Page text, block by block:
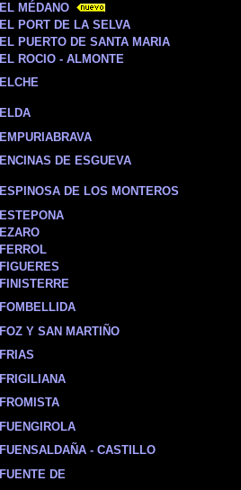
EL MÉDANO
EL PORT DE LA SELVA
EL PUERTO DE SANTA MARIA
EL ROCIO - ALMONTE
ELCHE
ELDA
EMPURIABRAVA
ENCINAS DE ESGUEVA
ESPINOSA DE LOS MONTEROS
ESTEPONA
EZARO
FERROL
FIGUERES
FINISTERRE
FOMBELLIDA
FOZ Y SAN MARTIÑO
FRIAS
FRIGILIANA
FROMISTA
FUENGIROLA
FUENSALDAÑA - CASTILLO
FUENTE DE